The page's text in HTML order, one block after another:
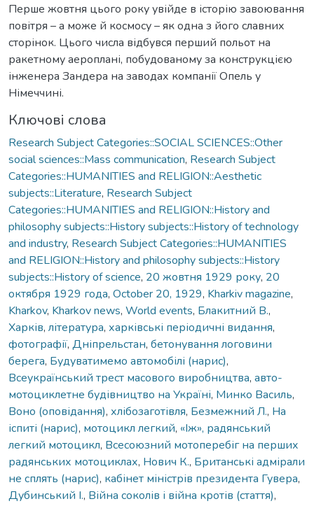
Перше жовтня цього року увійде в історію завоювання
повітря – а може й космосу – як одна з його славних
сторінок. Цього числа відбувся перший польот на
ракетному аероплані, побудованому за конструкцією
інженера Зандера на заводах компанії Опель у
Німеччині.
Ключові слова
Research Subject Categories::SOCIAL SCIENCES::Other
social sciences::Mass communication, Research Subject
Categories::HUMANITIES and RELIGION::Aesthetic
subjects::Literature, Research Subject
Categories::HUMANITIES and RELIGION::History and
philosophy subjects::History subjects::History of technology
and industry, Research Subject Categories::HUMANITIES
and RELIGION::History and philosophy subjects::History
subjects::History of science, 20 жовтня 1929 року, 20
октября 1929 года, October 20, 1929, Kharkiv magazine,
Kharkov, Kharkov news, World events, Блакитний В.,
Харків, література, харківські періодичні видання,
фотографії, Дніпрельстан, бетонування логовини
берега, Будуватимемо автомобілі (нарис),
Всеукраїнський трест масового виробництва, авто-
мотоциклетне будівництво на Україні, Минко Василь,
Воно (оповідання), хлібозаготівля, Безмежний Л., На
іспиті (нарис), мотоцикл легкий, «Іж», радянський
легкий мотоцикл, Всесоюзний мотоперебіг на перших
радянських мотоциклах, Нович К., Британські адмірали
не сплять (нарис), кабінет міністрів президента Гувера,
Дубинський І., Війна соколів і війна кротів (стаття),